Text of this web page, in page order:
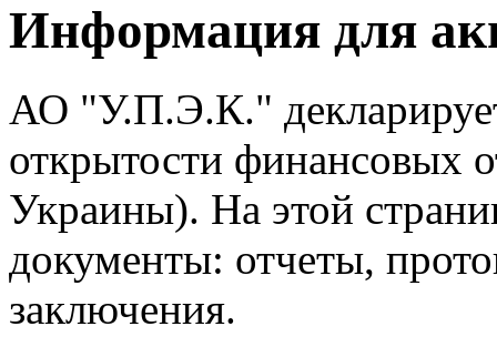
Информация для
АО "У.П.Э.К."
открытости финансовых
Украины). На этой
документы: отчеты,
заключения.